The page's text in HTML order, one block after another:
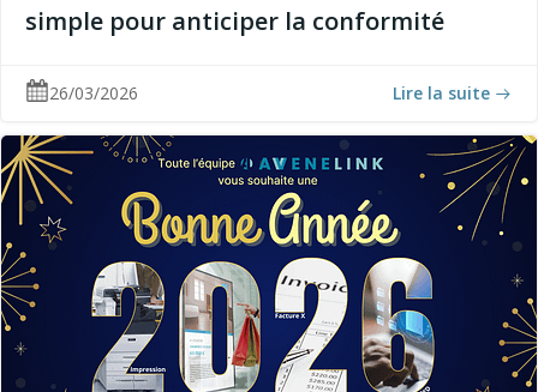
simple pour anticiper la conformité
26/03/2026 Lire la suite